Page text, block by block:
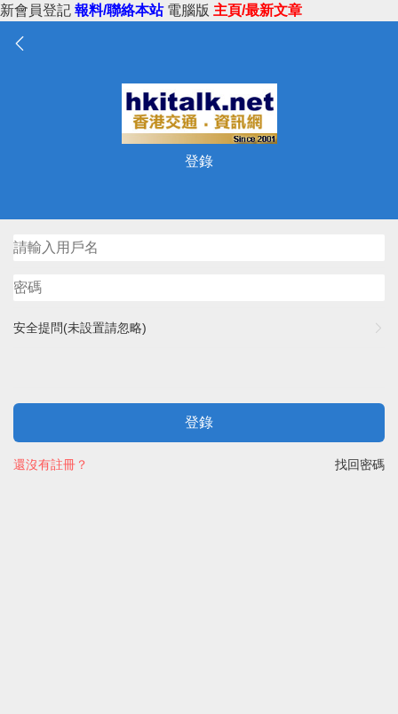
新會員登記 報料/聯絡本站 電腦版 主頁/最新文章
登錄
安全提問(未設置請忽略)
登錄
找回密碼
還沒有註冊？